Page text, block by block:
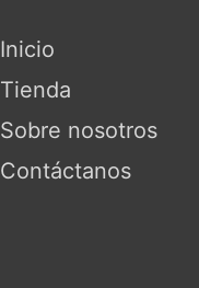
Inicio
Tienda
Sobre nosotros
Contáctanos